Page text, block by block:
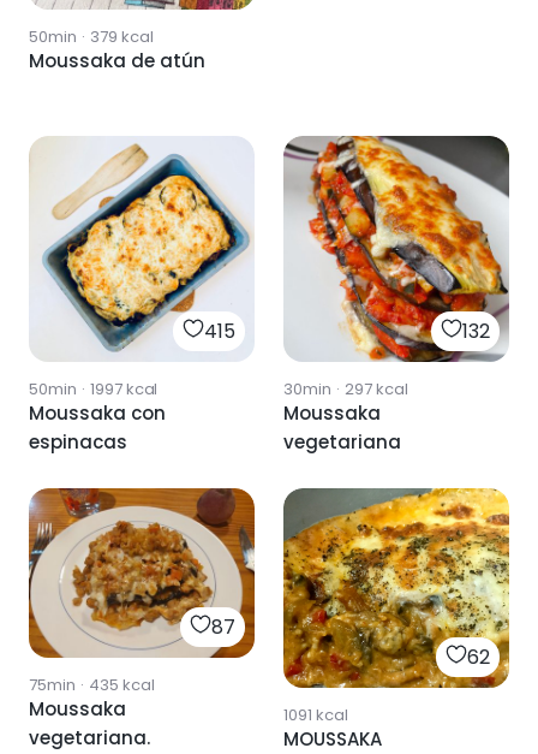
50min · 379 kcal
Moussaka de atún
415
50min · 1997kcal
Moussaka con
espinacas
132
30min · 297kcal
Moussaka
vegetariana
87
75min · 435 kcal
Moussaka
vegetariana.
62
1091 kcal
MOUSSAKA